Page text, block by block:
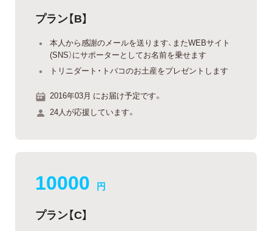
プラン【B】
本人から感謝のメールを送ります、またWEBサイト
(SNS）にサポーターとしてお名前を乗せます
トリニダート・トバコのお土産をプレゼントします
2016年03月 にお届け予定です。
24人が応援しています。
10000 円
プラン【C】